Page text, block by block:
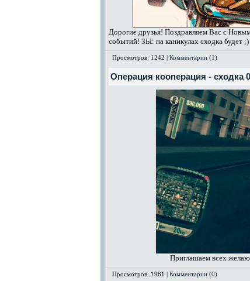
Дорогие друзья! Поздравляем Вас с
событий! ЗЫ: на каникулах сходка будет ;)
Просмотров: 1242 | Комментарии (1)
Операция кооперация - сходка
Приглашаем всех
Просмотров: 1981 | Комментарии (0)